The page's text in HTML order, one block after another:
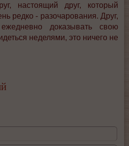
настоящий друг, который
редко - разочарования. Друг,
доказывать свою
неделями, это ничего не